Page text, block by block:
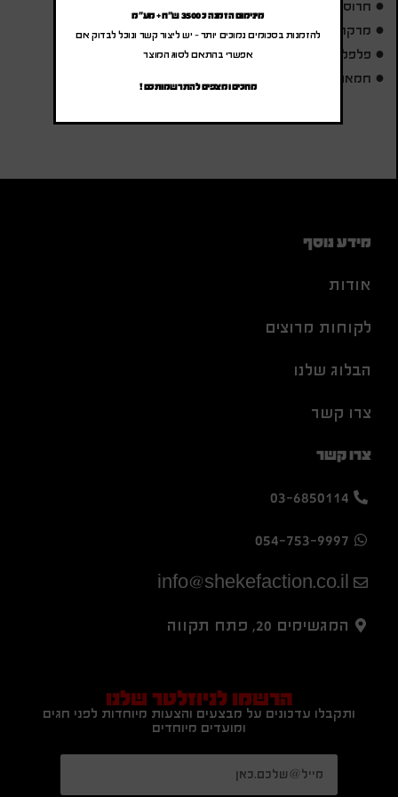
● חרוסת תמרים ואגוזים, 250 גרם
● מרקחת אוכמניות, 60 גרם
● פלפלים קלויים, 190 גרם
● חמאת בוטנים עם סילאן טבעי, 220 גרם
מידע נוסף
אודות
לקוחות מרוצים
הבלוג שלנו
צרו קשר
צרו קשר
03-6850114
054-753-9997
info@shekefaction.co.il
המגשימים 20, פתח תקווה
הרשמו לניוזלטר שלנו
ותקבלו עדכונים על מבצעים והצעות מיוחדות לפני חגים
ומועדים מיוחדים
מינימום הזמנה כ 3500 ש"ח + מע"מ
להזמנות בסכומים נמוכים יותר – יש ליצור קשר ונוכל לבדוק אם
אפשרי בהתאם לסוג המוצר
מחכים ומצפים להתרשמותכם !